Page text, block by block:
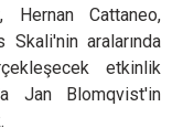
Hernan Cattaneo,
aralarında
etkinlik
Jan Blomqvist'in